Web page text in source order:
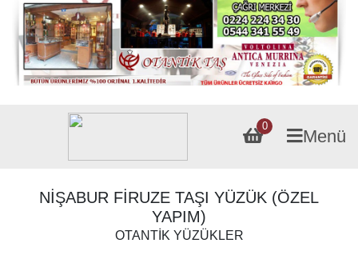
0
Menü
NİŞABUR FİRUZE TAŞI YÜZÜK (ÖZEL
YAPIM)
OTANTİK YÜZÜKLER